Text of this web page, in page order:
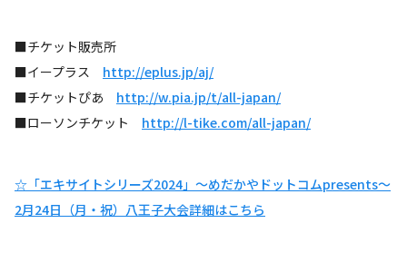
■チケット販売所
■イープラス http://eplus.jp/aj/
■チケットぴあ http://w.pia.jp/t/all-japan/
■ローソンチケット http://l-tike.com/all-japan/
☆「エキサイトシリーズ2024」～めだかやドットコムpresents～
2月24日（月・祝）八王子大会詳細はこちら